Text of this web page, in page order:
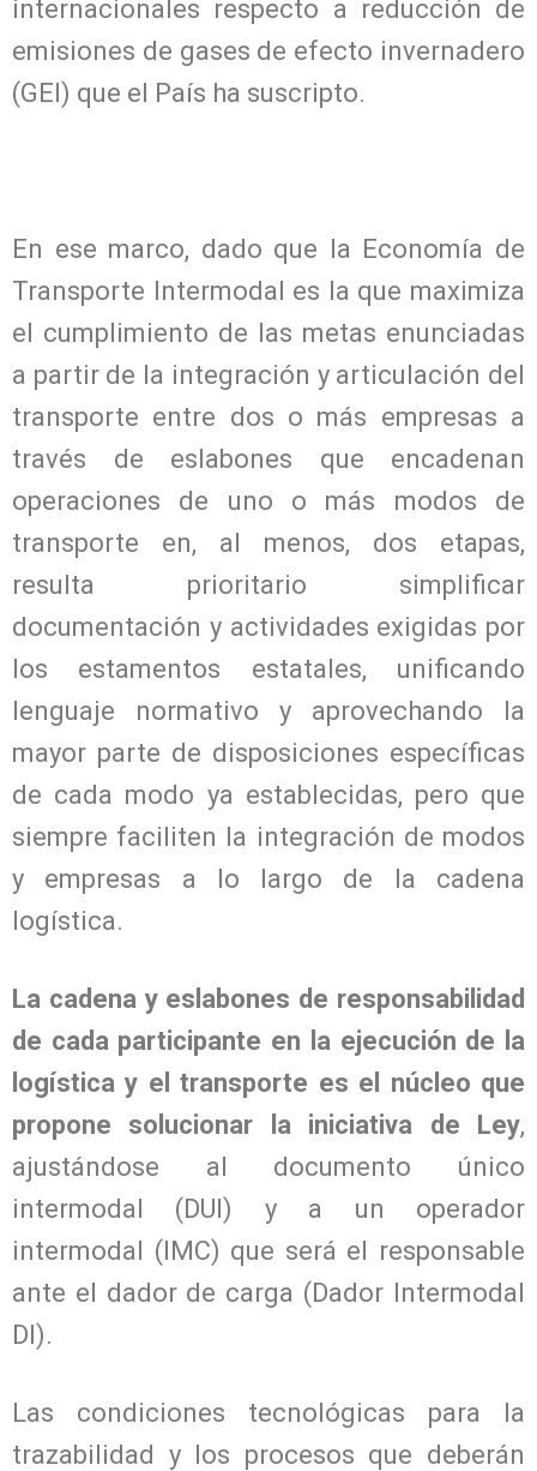
internacionales respecto a reducción de
emisiones de gases de efecto invernadero
(GEI) que el País ha suscripto.
En ese marco, dado que la Economía de
Transporte Intermodal es la que maximiza
el cumplimiento de las metas enunciadas
a partir de la integración y articulación del
transporte entre dos o más empresas a
través de eslabones que encadenan
operaciones de uno o más modos de
transporte en, al menos, dos etapas,
resulta prioritario simplificar
documentación y actividades exigidas por
los estamentos estatales, unificando
lenguaje normativo y aprovechando la
mayor parte de disposiciones específicas
de cada modo ya establecidas, pero que
siempre faciliten la integración de modos
y empresas a lo largo de la cadena
logística.
La cadena y eslabones de responsabilidad
de cada participante en la ejecución de la
logística y el transporte es el núcleo que
propone solucionar la iniciativa de Ley,
ajustándose al documento único
intermodal (DUI) y a un operador
intermodal (IMC) que será el responsable
ante el dador de carga (Dador Intermodal
DI).
Las condiciones tecnológicas para la
trazabilidad y los procesos que deberán